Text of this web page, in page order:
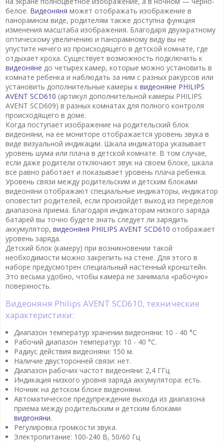
белое. Видеоняня может отображать изображение в
панорамном виде, родителям также доступна функция
изменения масштаба изображения. Благодаря двухкратному
оптическому увеличению и панорамному виду вы не
упустите ничего из происходящего в детской комнате, где
отдыхает кроха. Существует возможность подключить к
видеоняне до четырех камер, которые можно установить в
комнате ребенка и наблюдать за ним с разных ракурсов или
установить дополнительные камеры к видеоняне PHILIPS
AVENT SCD610 (артикул дополнительной камеры PHILIPS
AVENT SCD609) в разных комнатах для полного контроля
происходящего в доме.
Когда поступает изображение на родительский блок
видеоняни, на ее мониторе отображается уровень звука в
виде визуальной индикации. Шкала индикатора указывает
уровень шума или плача в детской комнате. В том случае,
если даже родители отключают звук на своем блоке, шкала
все равно работает и показывает уровень плача ребенка.
Уровень связи между родительским и детским блоками
видеоняни отображают специальные индикаторы, индикатор
оповестит родителей, если произойдет выход из переделов
диапазона приема. Благодаря индикаторам низкого заряда
батарей вы точно будете знать следует ли зарядить
аккумулятор, видеоняня PHILIPS AVENT SCD610 отображает
уровень заряда.
Детский блок (камеру) при возникновении такой
необходимости можно закрепить на стене. Для этого в
наборе предусмотрен специальный настенный кронштейн.
Это весьма удобно, чтобы камера не занимала «рабочую»
поверхность.
Видеоняня Philips AVENT SCD610, технические
характеристики:
Диапазон температур хранении видеоняни: 10 - 40 °C
Рабочий диапазон температур: 10 - 40 °C.
Радиус действия видеоняни: 150 м.
Наличие двусторонней связи: нет.
Диапазон рабочих частот видеоняни: 2,4 ГГц
Индикация низкого уровня заряда аккумулятора: есть.
Ночник на детском блоке видеоняни.
Автоматическое предупреждение выхода из диапазона
приема между родительским и детским блоками
видеоняни.
Регулировка громкости звука.
Электропитание: 100-240 В, 50/60 Гц